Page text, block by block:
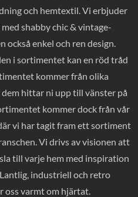
och hemtextil. Vi erbjuder
shabby chic & vintage-
också enkel och ren design.
i sortimentet kan en röd tråd
kommer från olika
hittar ni upp till vänster på
kommer dock från vår
vi har tagit fram ett sortiment
Vi drivs av visionen att
till varje hem med inspiration
industriell och retro
oss varmt om hjärtat.